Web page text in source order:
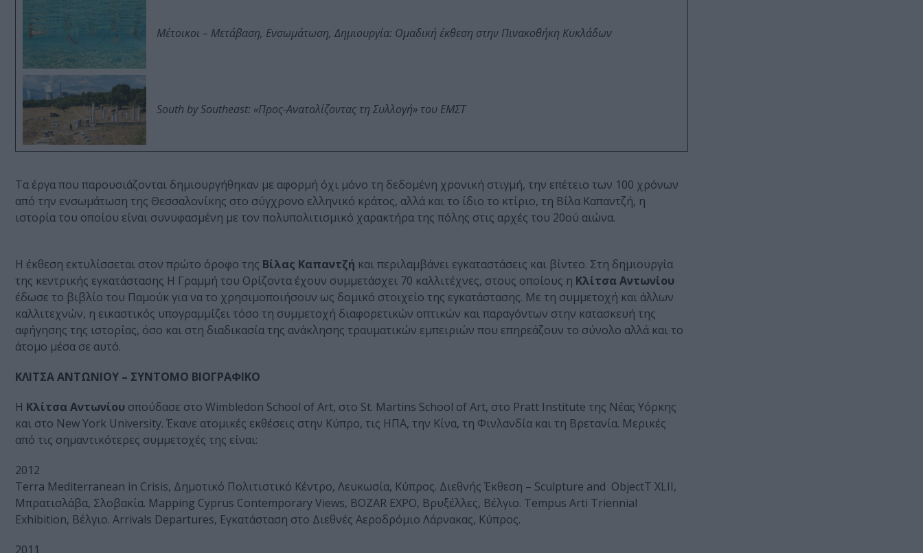
Μέτοικοι – Μετάβαση, Ενσωμάτωση, Δημιουργία: Ομαδική έκθεση στην Πινακοθήκη Κυκλάδων
South by Southeast: «Προς-Ανατολίζοντας τη Συλλογή» του ΕΜΣΤ
Τα έργα που παρουσιάζονται δημιουργήθηκαν με αφορμή όχι μόνο τη δεδομένη χρονική στιγμή, την επέτειο των 100 χρόνων
από την ενσωμάτωση της Θεσσαλονίκης στο σύγχρονο ελληνικό κράτος, αλλά και το ίδιο το κτίριο, τη Βίλα Καπαντζή, η
ιστορία του οποίου είναι συνυφασμένη με τον πολυπολιτισμικό χαρακτήρα της πόλης στις αρχές του 20ού αιώνα.
Η έκθεση εκτυλίσσεται στον πρώτο όροφο της Βίλας Καπαντζή και περιλαμβάνει εγκαταστάσεις και βίντεο. Στη δημιουργία
της κεντρικής εγκατάστασης Η Γραμμή του Ορίζοντα έχουν συμμετάσχει 70 καλλιτέχνες, στους οποίους η Κλίτσα Αντωνίου
έδωσε το βιβλίο του Παμούκ για να το χρησιμοποιήσουν ως δομικό στοιχείο της εγκατάστασης. Με τη συμμετοχή και άλλων
καλλιτεχνών, η εικαστικός υπογραμμίζει τόσο τη συμμετοχή διαφορετικών οπτικών και παραγόντων στην κατασκευή της
αφήγησης της ιστορίας, όσο και στη διαδικασία της ανάκλησης τραυματικών εμπειριών που επηρεάζουν το σύνολο αλλά και το
άτομο μέσα σε αυτό.
ΚΛΙΤΣΑ ΑΝΤΩΝΙΟΥ – ΣΥΝΤΟΜΟ ΒΙΟΓΡΑΦΙΚΟ
Η Κλίτσα Αντωνίου σπούδασε στο Wimbledon School of Art, στο St. Martins School of Art, στο Pratt Institute της Νέας Υόρκης
και στο New York University. Έκανε ατομικές εκθέσεις στην Κύπρο, τις ΗΠΑ, την Κίνα, τη Φινλανδία και τη Βρετανία. Μερικές
από τις σημαντικότερες συμμετοχές της είναι:
2012
Terra Mediterranean in Crisis, Δημοτικό Πολιτιστικό Κέντρο, Λευκωσία, Κύπρος. Διεθνής Έκθεση – Sculpture and ObjectT XLII,
Μπρατισλάβα, Σλοβακία. Mapping Cyprus Contemporary Views, BOZAR EXPO, Βρυξέλλες, Βέλγιο. Tempus Arti Triennial
Exhibition, Βέλγιο. Arrivals Departures, Εγκατάσταση στο Διεθνές Αεροδρόμιο Λάρνακας, Κύπρος.
2011